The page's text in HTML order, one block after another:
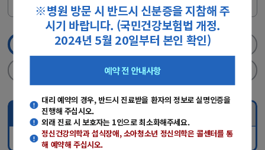
※병원 방문 시 반드시 신분증을 지참해 주
시기 바랍니다. (국민건강보험법 개정.
2024년 5월 20일부터 본인 확인)
예약 전 안내사항
대리 예약의 경우, 반드시 진료받을 환자의 정보로 실명인증을
진행해 주십시오.
외래 진료 시 보호자는 1인으로 최소화해주세요.
정신건강의학과 섭식장애, 소아청소년 정신의학은 콜센터를 통
해 예약해 주십시오.
진료과/의료진선택 2단계 실명인증
날짜/진료시간선택 4단계
진료과 선택
진료과명